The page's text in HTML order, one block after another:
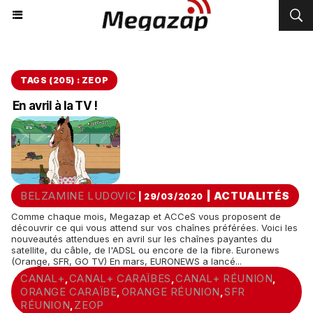
TAGS (205) : ZEOP
En avril à la TV !
BELZAMINE LUDOVIC | 29/03/2020 ACTUALITÉS
Comme chaque mois, Megazap et ACCeS vous proposent de
découvrir ce qui vous attend sur vos chaînes préférées. Voici les
nouveautés attendues en avril sur les chaînes payantes du
satellite, du câble, de l'ADSL ou encore de la fibre. Euronews
(Orange, SFR, GO TV) En mars, EURONEWS a lancé...
CANAL+ CANAL+ CARAÏBES ,CANAL+ RÉUNION
ORANGE CARAÏBE ORANGE RÉUNION ,SFR
RÉUNION ZEOP